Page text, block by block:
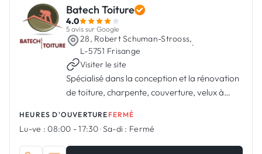
Batech Toiture
4.0
5 avis sur Google
28, Robert Schuman-Strooss,
L-5751 Frisange
·
Visiter le site
Spécialisé dans la conception et la rénovation
de toiture, charpente, couverture, velux à
HEURES D'OUVERTURE FERMÉ
Lu-ve : 08:00 - 17:30·Sa-di : Fermé